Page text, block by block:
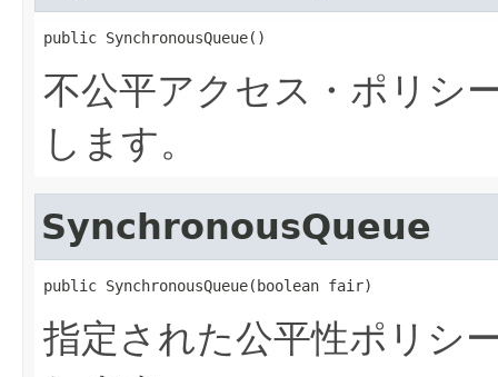
public SynchronousQueue()
不公平アクセス・ポリシ
します。
SynchronousQueue
public SynchronousQueue(boolean fair)
指定された公平性ポリシ